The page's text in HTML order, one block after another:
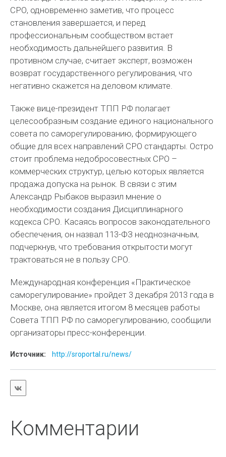
СРО, одновременно заметив, что процесс
становления завершается, и перед
профессиональным сообществом встает
необходимость дальнейшего развития. В
противном случае, считает эксперт, возможен
возврат государственного регулирования, что
негативно скажется на деловом климате.
Также вице-президент ТПП РФ полагает
целесообразным создание единого национального
совета по саморегулированию, формирующего
общие для всех направлений СРО стандарты. Остро
стоит проблема недобросовестных СРО –
коммерческих структур, целью которых является
продажа допуска на рынок. В связи с этим
Александр Рыбаков выразил мнение о
необходимости создания Дисциплинарного
кодекса СРО. Касаясь вопросов законодательного
обеспечения, он назвал 113-ФЗ неоднозначным,
подчеркнув, что требования открытости могут
трактоваться не в пользу СРО.
Международная конференция «Практическое
саморегулирование» пройдет 3 декабря 2013 года в
Москве, она является итогом 8 месяцев работы
Совета ТПП РФ по саморегулированию, сообщили
организаторы пресс-конференции.
Источник: http://sroportal.ru/news/
Комментарии